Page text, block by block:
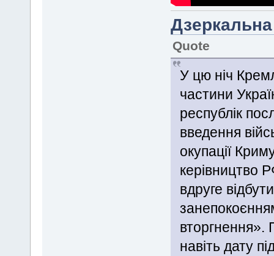
Quote
У цю ніч
частини
республік
введення
окупації
керівництво
вдруге
вторгнення».
навіть дату